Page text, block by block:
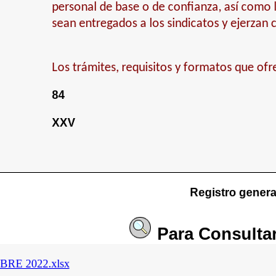
personal de base o de confianza, así
sean entregados a los sindicatos y ejerzan
Los trámites, requisitos y formatos que
84
XXV
Registro general
Para
2022.xlsx